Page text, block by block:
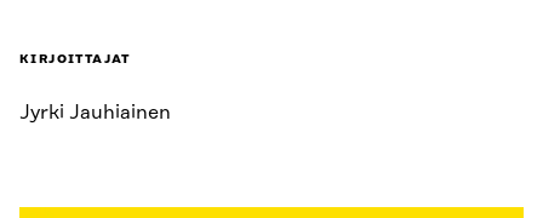
KIRJOITTAJAT
Jyrki Jauhiainen